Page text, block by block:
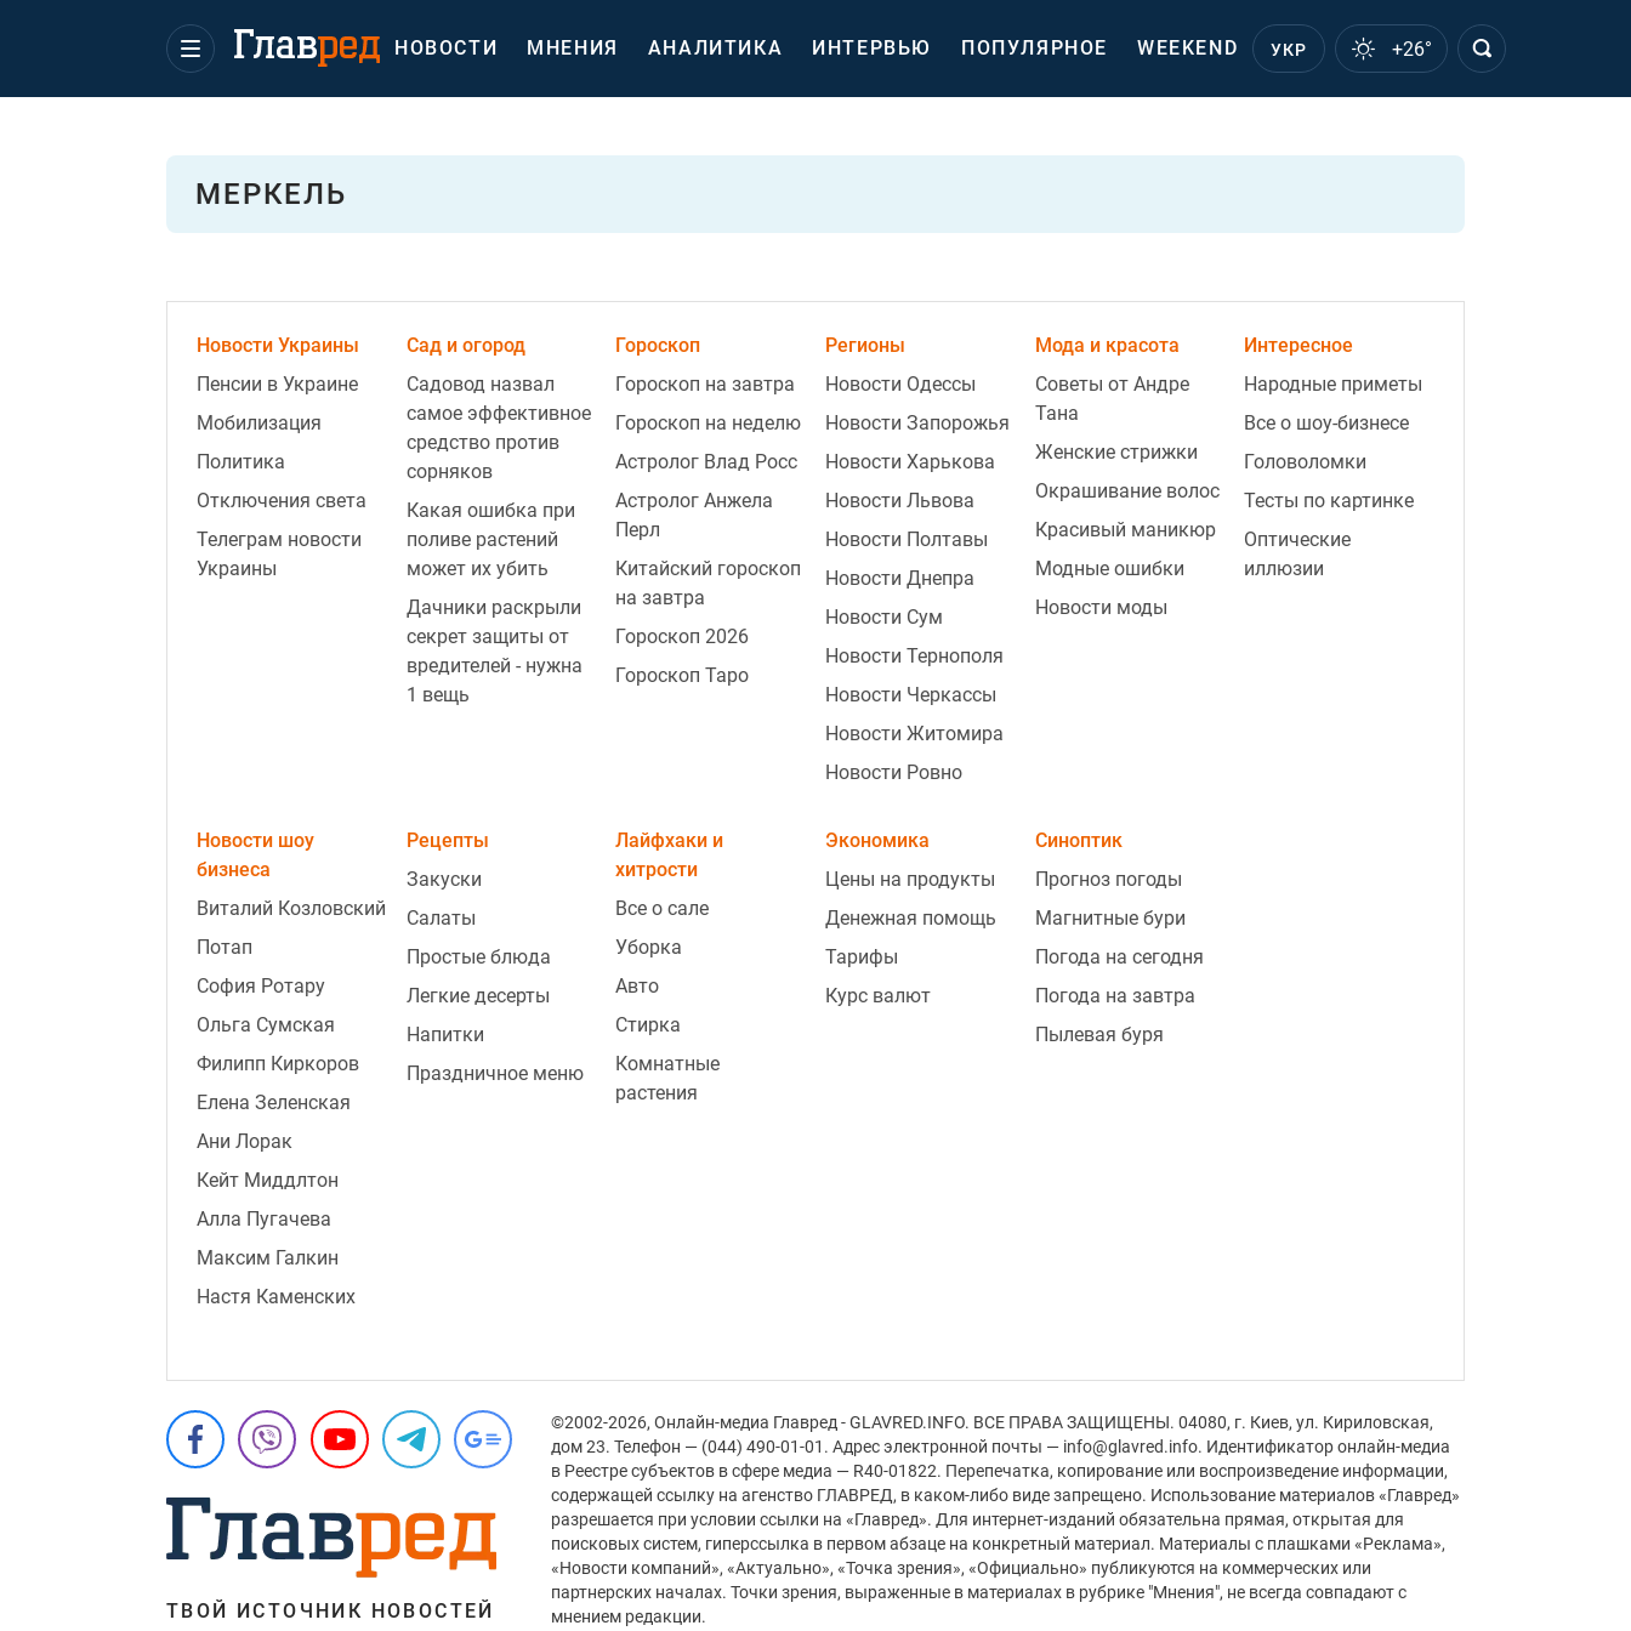
НОВОСТИ МНЕНИЯ АНАЛИТИКА ИНТЕРВЬЮ ПОПУЛЯРНОЕ WEEKEND УКР +26°
МЕРКЕЛЬ
Новости Украины
Пенсии в Украине
Мобилизация
Политика
Отключения света
Телеграм новости
Украины
Сад и огород
Садовод назвал
самое эффективное
средство против
сорняков
Какая ошибка при
поливе растений
может их убить
Дачники раскрыли
секрет защиты от
вредителей - нужна
1 вещь
Гороскоп
Гороскоп на завтра
Гороскоп на неделю
Астролог Влад Росс
Астролог Анжела
Перл
Китайский гороскоп
на завтра
Гороскоп 2026
Гороскоп Таро
Регионы
Новости Одессы
Новости Запорожья
Новости Харькова
Новости Львова
Новости Полтавы
Новости Днепра
Новости Сум
Новости Тернополя
Новости Черкассы
Новости Житомира
Новости Ровно
Мода и красота
Советы от Андре
Тана
Женские стрижки
Окрашивание волос
Красивый маникюр
Модные ошибки
Новости моды
Интересное
Народные приметы
Все о шоу-бизнесе
Головоломки
Тесты по картинке
Оптические
иллюзии
Новости шоу
бизнеса
Виталий Козловский
Потап
София Ротару
Ольга Сумская
Филипп Киркоров
Елена Зеленская
Ани Лорак
Кейт Миддлтон
Алла Пугачева
Максим Галкин
Настя Каменских
Рецепты
Закуски
Салаты
Простые блюда
Легкие десерты
Напитки
Праздничное меню
Лайфхаки и
хитрости
Все о сале
Уборка
Авто
Стирка
Комнатные
растения
Экономика
Цены на продукты
Денежная помощь
Тарифы
Курс валют
Синоптик
Прогноз погоды
Магнитные бури
Погода на сегодня
Погода на завтра
Пылевая буря
ТВОЙ ИСТОЧНИК НОВОСТЕЙ
©2002-2026, Онлайн-медиа Главред - GLAVRED.INFO. ВСЕ ПРАВА ЗАЩИЩЕНЫ. 04080, г. Киев, ул. Кириловская,
дом 23. Телефон — (044) 490-01-01. Адрес электронной почты — info@glavred.info. Идентификатор онлайн-медиа
в Реестре cубъектов в сфере медиа — R40-01822. Перепечатка, копирование или воспроизведение информации,
содержащей ссылку на агенство ГЛАВРЕД, в каком-либо виде запрещено. Использование материалов «Главред»
разрешается при условии ссылки на «Главред». Для интернет-изданий обязательна прямая, открытая для
поисковых систем, гиперссылка в первом абзаце на конкретный материал. Материалы с плашками «Реклама»,
«Новости компаний», «Актуально», «Точка зрения», «Официально» публикуются на коммерческих или
партнерских началах. Точки зрения, выраженные в материалах в рубрике "Мнения", не всегда совпадают с
мнением редакции.